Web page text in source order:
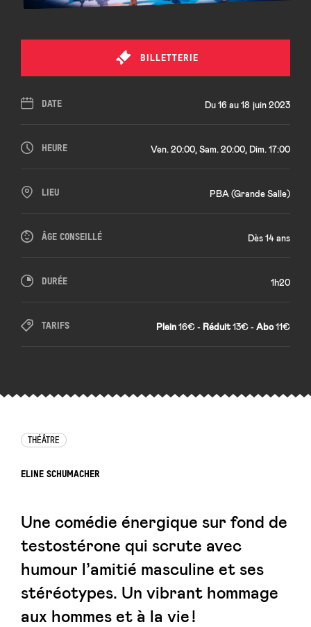
DATE Du 16 au 18 juin 2023
HEURE Ven. 20:00, Sam. 20:00, Dim. 17:00
LIEU PBA (Grande Salle)
ÂGE CONSEILLÉ Dès 14 ans
DURÉE 1h20
TARIFS Plein16€ - Réduit13€ -Abo11€
BILLETTERIE
ELINE SCHUMACHER
THÉÂTRE
Une comédie énergique sur fond de
testostérone qui scrute avec
humour l’amitié masculine et ses
stéréotypes. Un vibrant hommage
aux hommes et à la vie !